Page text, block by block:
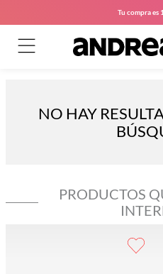
Tu compra es
NO HAY
PRODUCTOS